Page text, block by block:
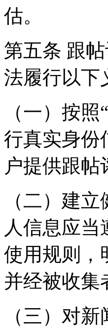
估。
第五条 跟
法履行以下
（一）按
行真实身份
户提供跟帖
（二）建
人信息应
使用规则，
并经被收集
（三）对